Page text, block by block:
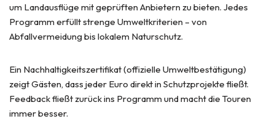
um Landausflüge mit geprüften Anbietern zu bieten. Jedes
Programm erfüllt strenge Umweltkriterien – von
Abfallvermeidung bis lokalem Naturschutz.
Ein Nachhaltigkeitszertifikat (offizielle Umweltbestätigung)
zeigt Gästen, dass jeder Euro direkt in Schutzprojekte fließt.
Feedback fließt zurück ins Programm und macht die Touren
immer besser.